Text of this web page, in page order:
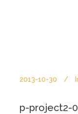
2013-10-30
p-project2-